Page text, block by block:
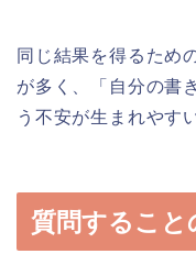
同じ結果を得るため
が多く、「自分の書
う不安が生まれやす
質問すること